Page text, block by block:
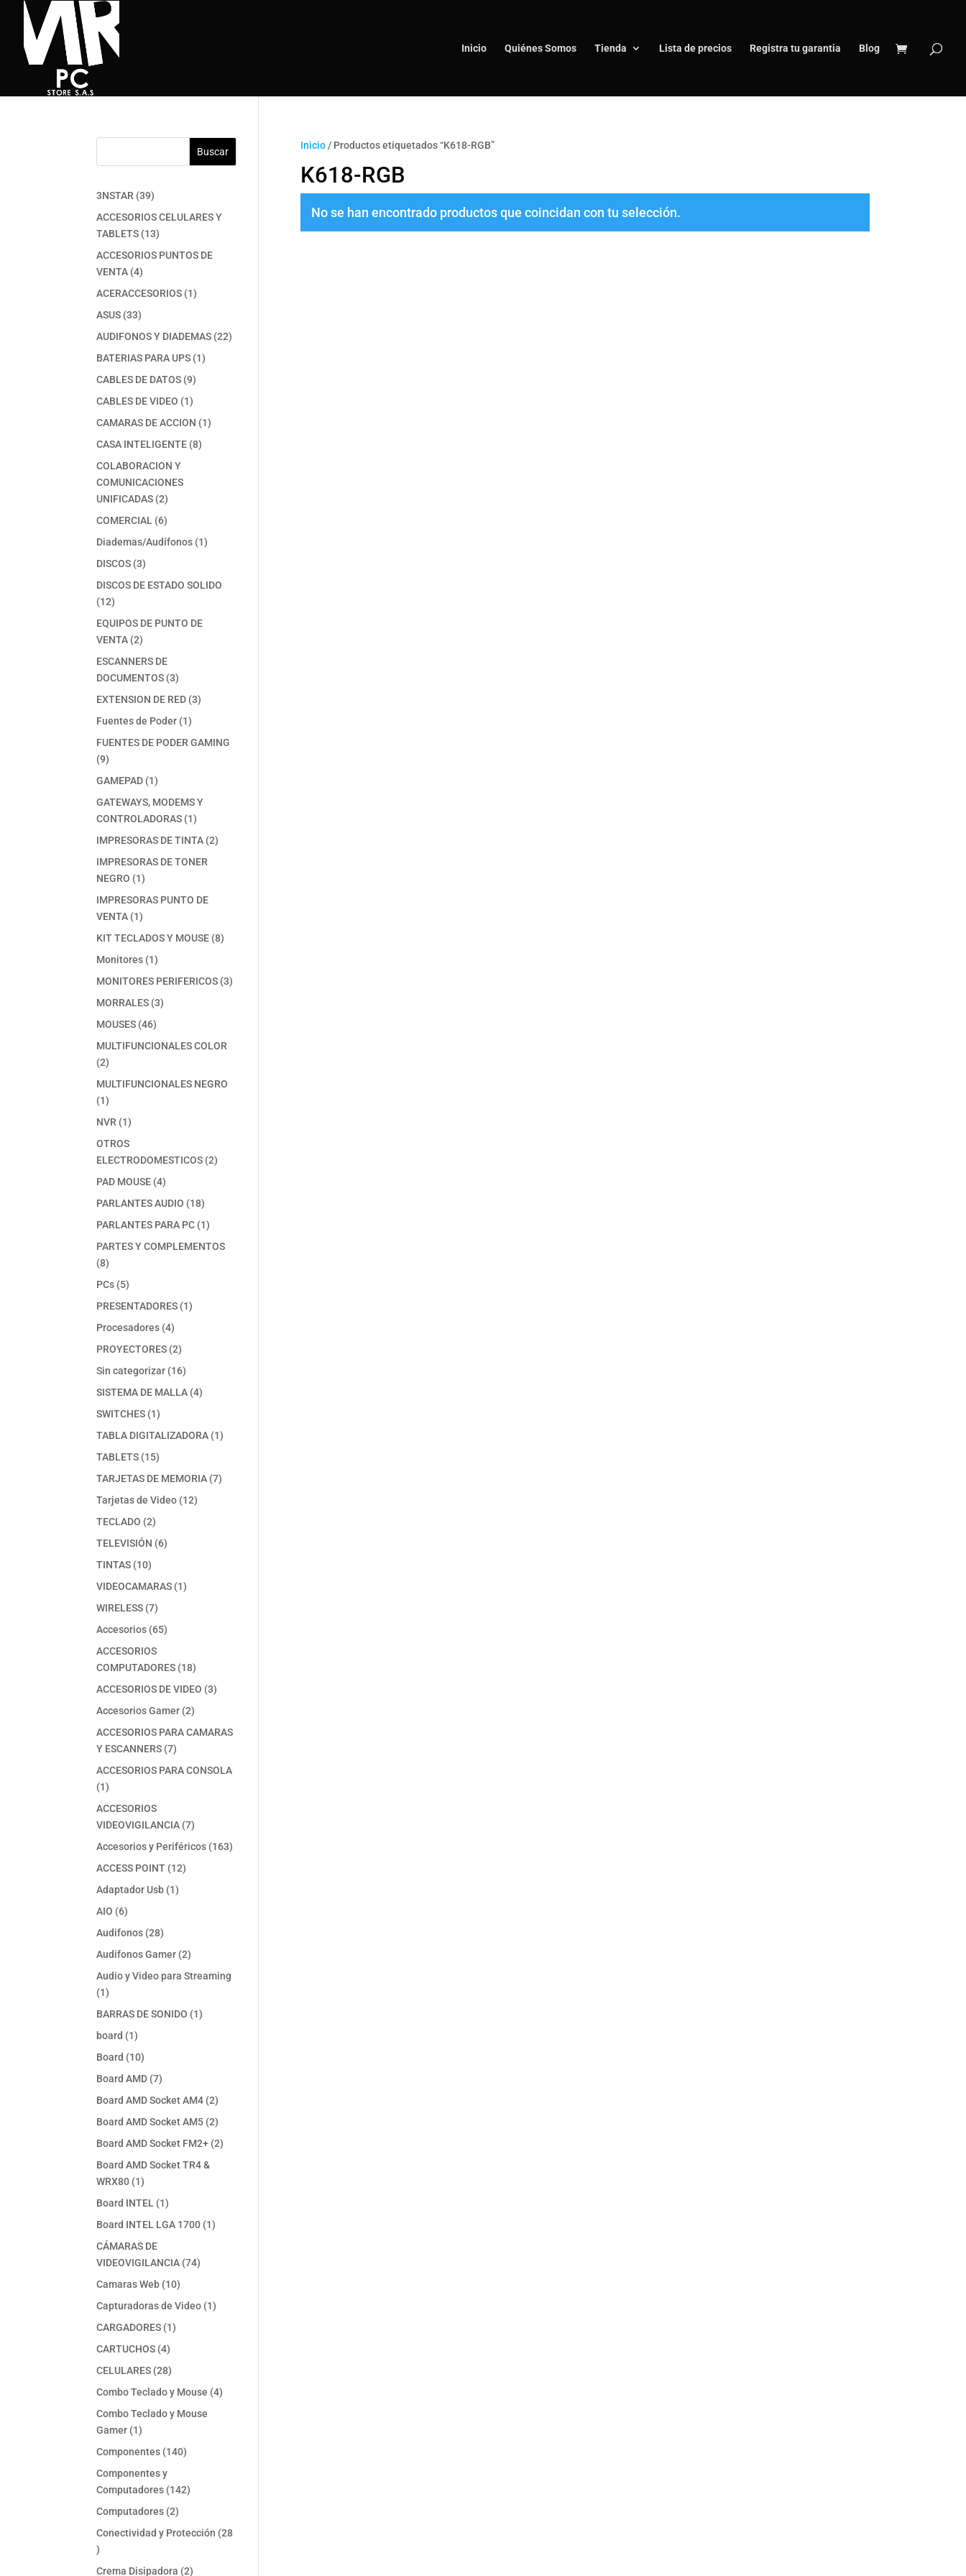
Inicio Quiénes Somos Tienda Lista de precios Registra tu garantia Blog
Inicio/ Productos etiquetados “K618-RGB”
K618-RGB
No se han encontrado productos que coincidan con tu selección.
Buscar
3NSTAR 3939
productos
ACCESORIOS CELULARES Y
TABLETS 1313
productos
ACCESORIOS PUNTOS DE
VENTA 44
productos
ACERACCESORIOS 11
ASUS 3333
productos
AUDIFONOS Y DIADEMAS 2222
BATERIAS PARA UPS 11
CABLES DE DATOS 99
CABLES DE VIDEO 11
producto
CAMARAS DE ACCION 11
CASA INTELIGENTE 88
COLABORACION Y
COMUNICACIONES
UNIFICADAS 22
productos
COMERCIAL 66
productos
Diademas/Audífonos 11
DISCOS 33
productos
DISCOS DE ESTADO SOLIDO
1212
productos
EQUIPOS DE PUNTO DE
VENTA 22
productos
ESCANNERS DE
DOCUMENTOS 33
productos
EXTENSION DE RED 33
Fuentes de Poder 11
producto
FUENTES DE PODER GAMING
99
productos
GAMEPAD 11
producto
GATEWAYS, MODEMS Y
CONTROLADORAS 11
producto
IMPRESORAS DE TINTA 22
IMPRESORAS DE TONER
NEGRO
11
producto
IMPRESORAS PUNTO DE
VENTA 11
producto
KIT TECLADOS Y MOUSE 88
Monitores 11
producto
MONITORES PERIFERICOS 33
MORRALES 33
MOUSES 4646
productos
MULTIFUNCIONALES COLOR
22
productos
MULTIFUNCIONALES NEGRO
11
producto
NVR 11
producto
OTROS
ELECTRODOMESTICOS 22
PAD MOUSE 44
productos
PARLANTES AUDIO 1818
productos
PARLANTES PARA PC 11
producto
PARTES Y COMPLEMENTOS
88
productos
PCs 55
productos
PRESENTADORES 11
Procesadores 44
productos
PROYECTORES 22
productos
Sin categorizar 1616
productos
SISTEMA DE MALLA 44
SWITCHES 11
producto
TABLA DIGITALIZADORA 11
TABLETS 1515
productos
TARJETAS DE MEMORIA 77
Tarjetas de Video 1212
TECLADO 22
productos
TELEVISIÓN 66
TINTAS 1010
productos
VIDEOCAMARAS 11
WIRELESS 77
productos
Accesorios 6565
ACCESORIOS
COMPUTADORES 1818
productos
ACCESORIOS DE VIDEO 33
Accesorios Gamer 22
productos
ACCESORIOS PARA CAMARAS
Y ESCANNERS 77
productos
ACCESORIOS PARA CONSOLA
11
producto
ACCESORIOS
VIDEOVIGILANCIA 77
productos
Accesorios y Periféricos 163163
ACCESS POINT 1212
Adaptador Usb 11
AIO 66
productos
Audifonos 2828
productos
Audifonos Gamer 22
productos
Audio y Video para Streaming
11
producto
BARRAS DE SONIDO 11
board 11
producto
Board 1010
productos
Board AMD 77
productos
Board AMD Socket AM4 22
productos
Board AMD Socket AM5 22
productos
Board AMD Socket FM2+ 22
Board AMD Socket TR4 &
WRX80 11
producto
Board INTEL 11
producto
Board INTEL LGA 1700 11
CÁMARAS DE
VIDEOVIGILANCIA 7474
Camaras Web 1010
productos
Capturadoras de Video 11
CARGADORES 11
CARTUCHOS 44
productos
CELULARES 2828
productos
Combo Teclado y Mouse 44
Combo Teclado y Mouse
Gamer 11
producto
Componentes 140140
Componentes y
Computadores 142142
Computadores 22
productos
Conectividad y Protección 28
28
productos
Crema Disipadora 22